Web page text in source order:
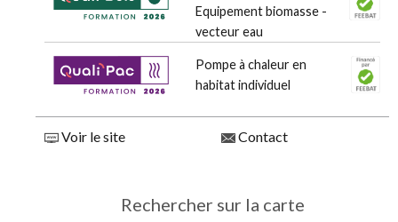
Equipement biomasse -
vecteur eau
Pompe à chaleur en
habitat individuel
Voir le site Contact
Rechercher sur la carte